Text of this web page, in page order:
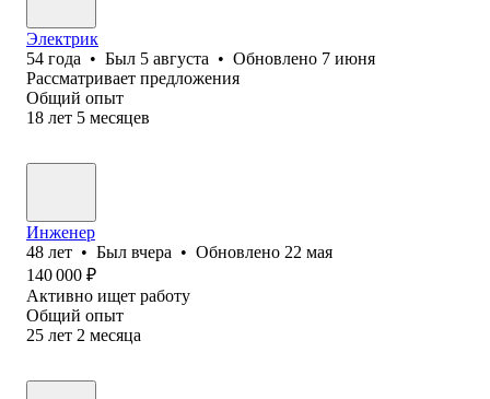
Электрик
54 года • Был 5 августа • Обновлено 7 июня
Рассматривает предложения
Общий опыт
18 лет 5 месяцев
Инженер
48 лет • Был вчера • Обновлено 22 мая
140 000 ₽
Активно ищет работу
Общий опыт
25 лет 2 месяца